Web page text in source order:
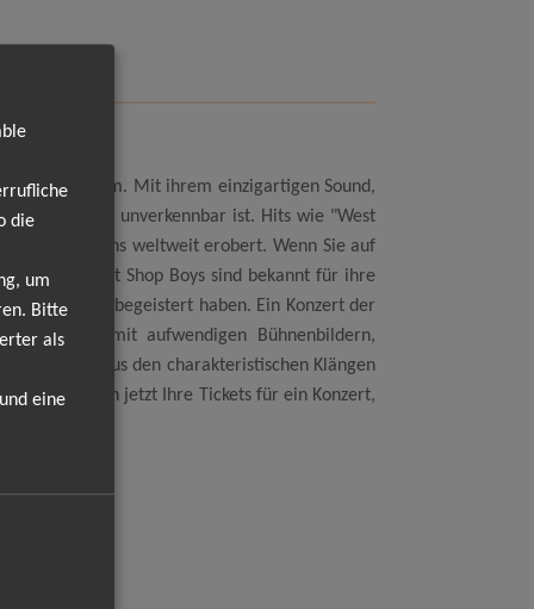
im Sturm. Mit ihrem einzigartigen Sound,
die bis heute unverkennbar ist. Hits wie "West
der Fans weltweit erobert. Wenn Sie auf
Die Pet Shop Boys sind bekannt für ihre
begeistert haben. Ein Konzert der
Karriere, mit aufwendigen Bühnenbildern,
aus den charakteristischen Klängen
Sie sich jetzt Ihre Tickets für ein Konzert,
die
um
Bitte
als
eine